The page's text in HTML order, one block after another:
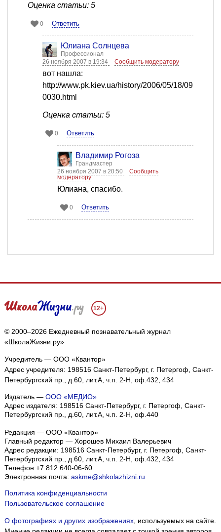
Оценка статьи: 5
0 Ответить
Юлиана Солнцева
Профессионал
26 ноября 2007 в 19:34
Сообщить модератору
вот нашла:
http://www.pk.kiev.ua/history/2006/05/18/09
0030.html
Оценка статьи: 5
0 Ответить
Владимир Рогоза
Грандмастер
26 ноября 2007 в 20:50
Сообщить
модератору
Юлиана, спасибо.
0 Ответить
12+
© 2000–2026 Ежедневный познавательный журнал
«ШколаЖизни.ру»
Учредитель — ООО «Квантор»
Адрес учредителя: 198516 Санкт-Петербург, г. Петергоф, Санкт-
Петербургский пр., д.60, лит.А, ч.п. 2-Н, оф.432, 434
Издатель — ООО «МЕДИО»
Адрес издателя: 198516 Санкт-Петербург, г. Петергоф, Санкт-
Петербургский пр., д.60, лит.А, ч.п. 2-Н, оф.440
Редакция — ООО «Квантор»
Главный редактор — Хорошев Михаил Валерьевич
Адрес редакции: 198516 Санкт-Петербург, г. Петергоф Санкт-
Петербургский пр., д.60, лит.А, ч.п. 2-Н, оф.432, 434
Телефон:+7 812 640-06-60
Электронная почта: askme@shkolazhizni.ru
Политика конфиденциальности
Пользовательское соглашение
О фотографиях и других изображениях, используемых на сайте.